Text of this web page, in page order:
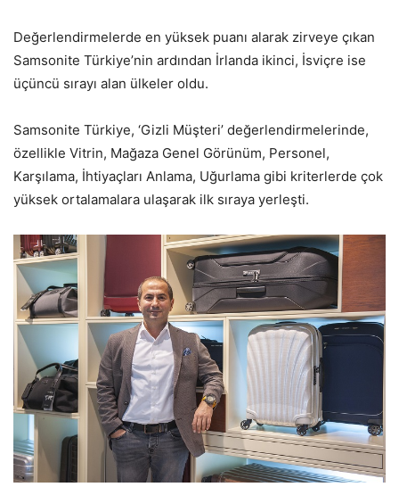
Değerlendirmelerde en yüksek puanı alarak zirveye çıkan
Samsonite Türkiye’nin ardından İrlanda ikinci, İsviçre ise
üçüncü sırayı alan ülkeler oldu.
Samsonite Türkiye, ‘Gizli Müşteri’ değerlendirmelerinde,
özellikle Vitrin, Mağaza Genel Görünüm, Personel,
Karşılama, İhtiyaçları Anlama, Uğurlama gibi kriterlerde çok
yüksek ortalamalara ulaşarak ilk sıraya yerleşti.